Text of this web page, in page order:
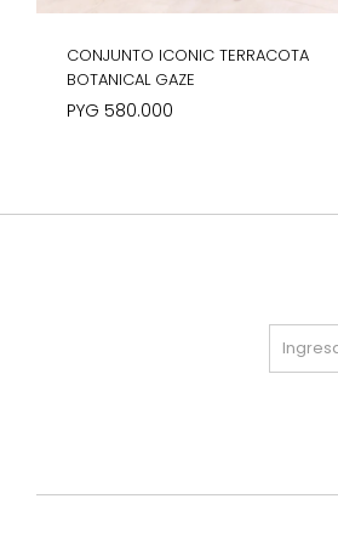
CONJUNTO ICONIC TERRACOTA
BOTANICAL GAZE
PYG 580.000